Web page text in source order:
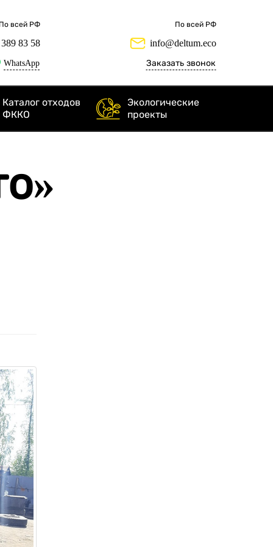
всей РФ
83 58
WhatsApp
По всей РФ
info@deltum.eco
Заказать звонок
Каталог отходов
ФККО
Экологические
проекты